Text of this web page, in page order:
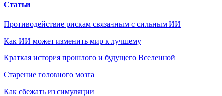
Статьи
Противодействие рискам связанным с сильным ИИ
Как ИИ может изменить мир к лучшему
Краткая история прошлого и будущего Вселенной
Старение головного мозга
Как сбежать из симуляции